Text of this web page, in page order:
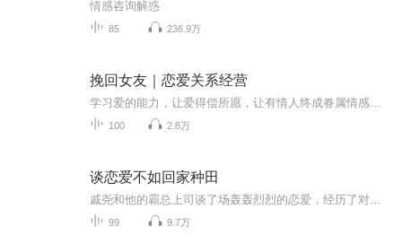
情感咨询解惑
85 236.9万
挽回女友｜恋爱关系经营
100 2.8万
谈恋爱不如回家种田
99 9.7万